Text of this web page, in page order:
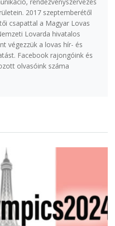
rendezvényszervezés
2017 szeptemberétől
csapattal a Magyar Lovas
Lovarda hivatalos
végezzük a lovas hír- és
Facebook rajongóink és
olvasóink száma